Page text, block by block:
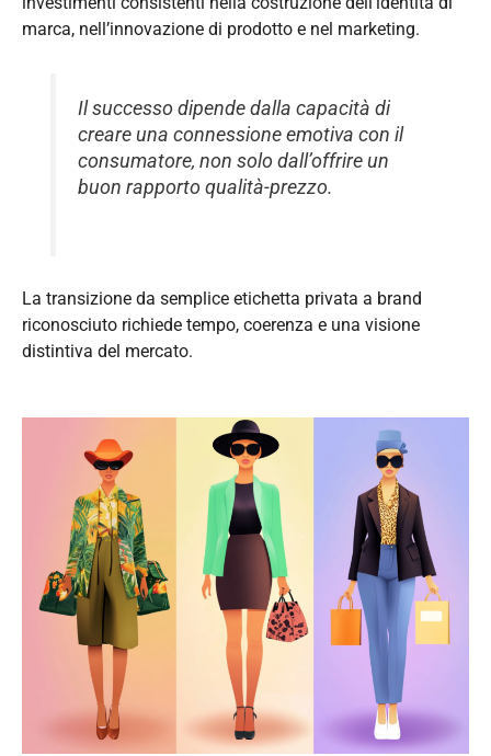
marca, nell’innovazione di prodotto e nel marketing.
Il successo dipende dalla capacità di
creare una connessione emotiva con il
consumatore, non solo dall’offrire un
buon rapporto qualità-prezzo.
La transizione da semplice etichetta privata a brand
riconosciuto richiede tempo, coerenza e una visione
distintiva del mercato.